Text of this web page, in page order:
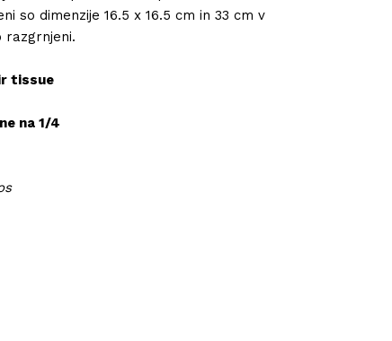
so dimenzije 16.5 x 16.5 cm in 33 cm v
razgrnjeni.
tissue
na 1/4